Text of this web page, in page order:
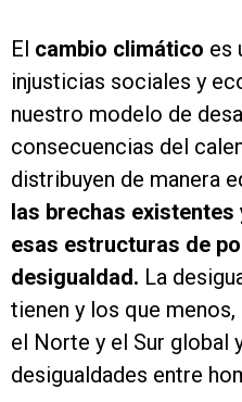
El cambio climático es
injusticias sociales y
nuestro modelo de
consecuencias del
distribuyen de manera
las brechas
esas estructuras de
desigualdad. La
tienen y los que
el Norte y el Sur global
desigualdades entre